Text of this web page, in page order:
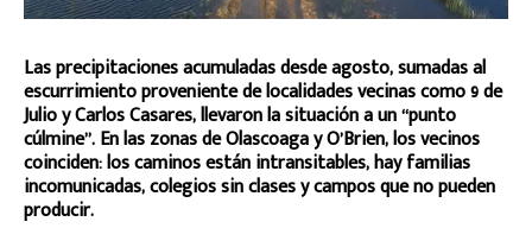
Las precipitaciones acumuladas desde agosto, sumadas al
escurrimiento proveniente de localidades vecinas como 9 de
Julio y Carlos Casares, llevaron la situación a un “punto
cúlmine”. En las zonas de Olascoaga y O’Brien, los vecinos
coinciden: los caminos están intransitables, hay familias
incomunicadas, colegios sin clases y campos que no pueden
producir.